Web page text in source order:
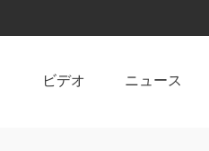
ビデオ ニュース